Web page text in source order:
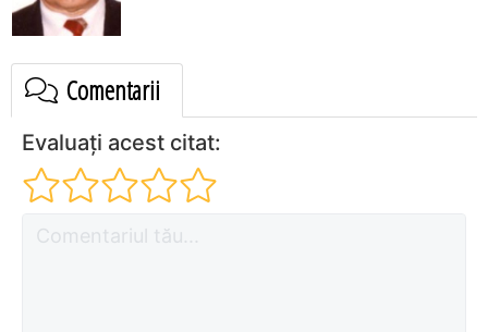
Comentarii
Evaluați acest citat: